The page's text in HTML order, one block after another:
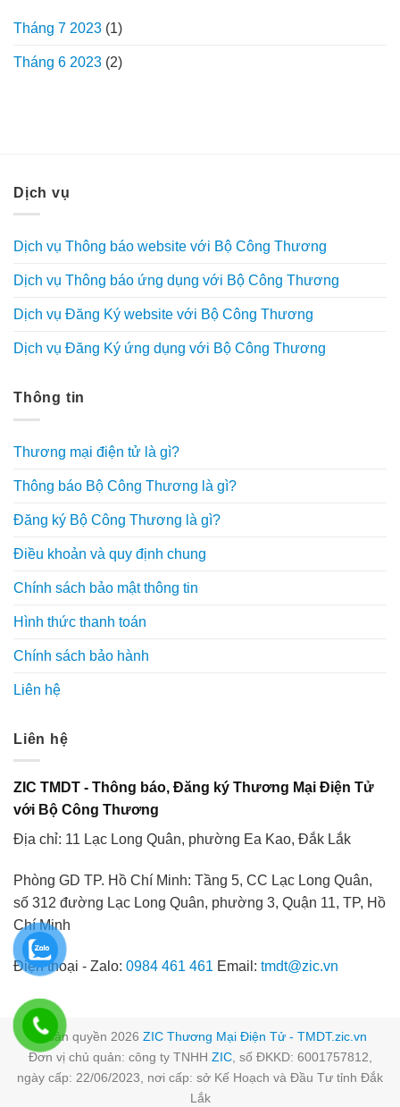
Tháng 7 2023 (1)
Tháng 6 2023 (2)
Dịch vụ
Dịch vụ Thông báo website với Bộ Công Thương
Dịch vụ Thông báo ứng dụng với Bộ Công Thương
Dịch vụ Đăng Ký website với Bộ Công Thương
Dịch vụ Đăng Ký ứng dụng với Bộ Công Thương
Thông tin
Thương mại điện tử là gì?
Thông báo Bộ Công Thương là gì?
Đăng ký Bộ Công Thương là gì?
Điều khoản và quy định chung
Chính sách bảo mật thông tin
Hình thức thanh toán
Chính sách bảo hành
Liên hệ
Liên hệ
ZIC TMDT - Thông báo, Đăng ký Thương Mại Điện Tử
với Bộ Công Thương
Địa chỉ: 11 Lạc Long Quân, phường Ea Kao, Đắk Lắk
Phòng GD TP. Hồ Chí Minh: Tầng 5, CC Lạc Long Quân,
số 312 đường Lạc Long Quân, phường 3, Quận 11, TP, Hồ
Chí Minh
Điện thoại - Zalo: 0984 461 461 Email: tmdt@zic.vn
© Bản quyền 2026 ZIC Thương Mại Điện Tử - TMDT.zic.vn
Đơn vị chủ quản: công ty TNHH ZIC, số ĐKKD: 6001757812,
ngày cấp: 22/06/2023, nơi cấp: sở Kế Hoạch và Đầu Tư tỉnh Đắk
Lắk